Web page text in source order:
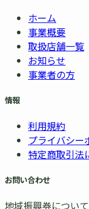
ホーム
事業概要
取扱店舗一覧
お知らせ
事業者の方
情報
利用規約
プライバシー
特定商取引法
お問い合わせ
地域振興券について